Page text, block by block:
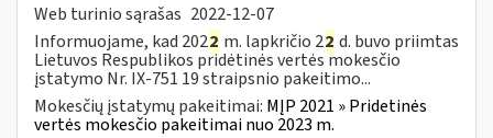
Web turinio sąrašas 2022-12-07
Informuojame, kad 2022 m. lapkričio 22 d. buvo priimtas
Lietuvos Respublikos pridėtinės vertės mokesčio
įstatymo Nr. IX-751 19 straipsnio pakeitimo...
Mokesčių įstatymų pakeitimai: MĮP 2021 » Pridetinės
vertės mokesčio pakeitimai nuo 2023 m.